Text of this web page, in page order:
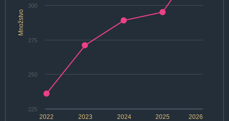
Množstvo
2022 2024 2026
2023 2025
225
250
275
300